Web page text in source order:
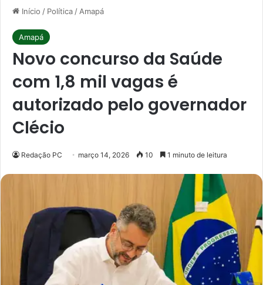
Início / Política / Amapá
Amapá
Novo concurso da Saúde
com 1,8 mil vagas é
autorizado pelo governador
Clécio
Redação PC março 14, 2026 10 1 minuto de leitura